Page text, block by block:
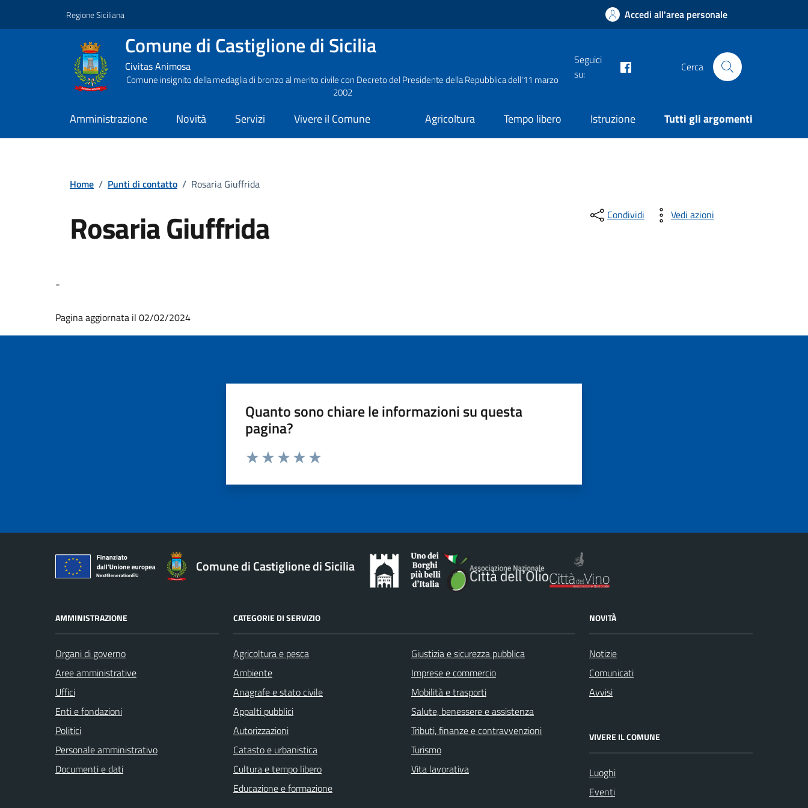
Regione Siciliana Accedi all'area personale
Comune di Castiglione di Sicilia
Civitas Animosa
Comune insignito della medaglia di bronzo al merito civile con Decreto del Presidente della Repubblica dell'11 marzo
2002
Seguici
su:
Cerca
Amministrazione Novità Servizi Vivere il Comune Agricoltura Tempo libero Istruzione Tutti gli argomenti
Home / Punti di contatto / Rosaria Giuffrida
Rosaria Giuffrida Condividi Vedi azioni
-
Pagina aggiornata il 02/02/2024
Quanto sono chiare le informazioni su questa
pagina?
Comune di Castiglione di Sicilia
AMMINISTRAZIONE
Organi di governo
Aree amministrative
Uffici
Enti e fondazioni
Politici
Personale amministrativo
Documenti e dati
CATEGORIE DI SERVIZIO
Agricoltura e pesca
Ambiente
Anagrafe e stato civile
Appalti pubblici
Autorizzazioni
Catasto e urbanistica
Cultura e tempo libero
Educazione e formazione
Giustizia e sicurezza pubblica
Imprese e commercio
Mobilità e trasporti
Salute, benessere e assistenza
Tributi, finanze e contravvenzioni
Turismo
Vita lavorativa
NOVITÀ
Notizie
Comunicati
Avvisi
VIVERE IL COMUNE
Luoghi
Eventi